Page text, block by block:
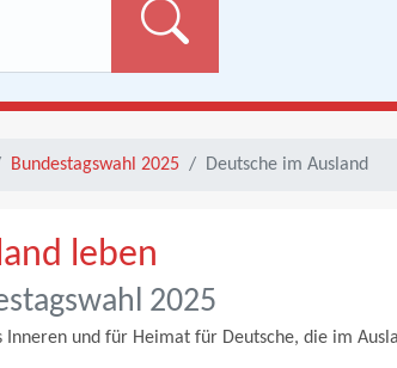
Bundestagswahl 2025 Deutsche im Ausland
leben
2025
und für Heimat für Deutsche, die im